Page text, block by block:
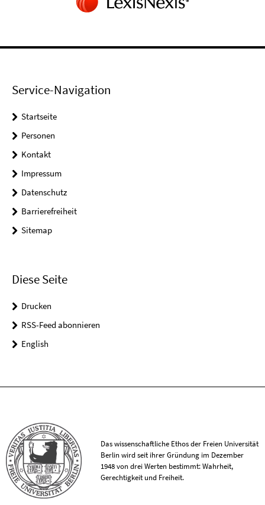
Service-Navigation
Startseite
Personen
Kontakt
Impressum
Datenschutz
Barrierefreiheit
Sitemap
Diese Seite
Drucken
RSS-Feed abonnieren
English
Das wissenschaftliche Ethos der Freien Universität
Berlin wird seit ihrer Gründung im Dezember
1948 von drei Werten bestimmt: Wahrheit,
Gerechtigkeit und Freiheit.